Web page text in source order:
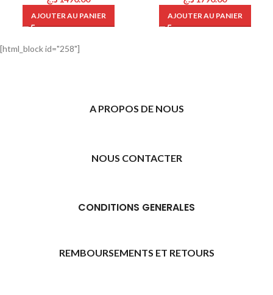
AJOUTER AU PANIER AJOUTER AU PANIER
[html_block id="258"]
A PROPOS DE NOUS
NOUS CONTACTER
CONDITIONS GENERALES
REMBOURSEMENTS ET RETOURS